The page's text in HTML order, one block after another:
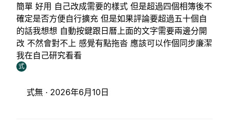
簡單 好用 自己改成需要的樣式 但是超過四個相簿後不
確定是否方便自行擴充 但是如果評論要超過五十個自
的話我想想 自動按鍵跟日曆上面的文字需要兩邊分開
改 不然會對不上 感覺有點拖沓 應該可以作個同步廉潔
我在自己研究看看
式
式無 · 2026年6月10日